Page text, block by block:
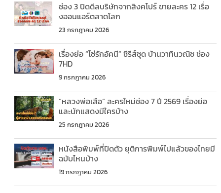
ช่อง 3 ปิดดีลบริษัทจากสิงคโปร์ ขายละคร 12 เรื่อ
งออนแอร์ตลาดโลก
23 กรกฎาคม 2026
เรื่องย่อ “โซ่รักอัคนี” ซีรีส์ชุด บ้านวาทินวณิช ช่อง
7HD
9 กรกฎาคม 2026
“หลวงพ่อเสือ” ละครใหม่ช่อง 7 ปี 2569 เรื่องย่อ
และนักแสดงมีใครบ้าง
25 กรกฎาคม 2026
หนังสือพิมพ์ที่ปิดตัว ยุติการพิมพ์ไปแล้วของไทยมี
ฉบับไหนบ้าง
19 กรกฎาคม 2026